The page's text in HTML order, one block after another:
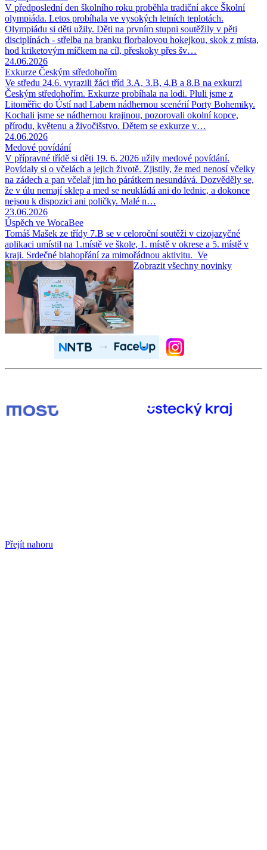
V předposlední den školního roku proběhla tradiční akce Školní
olympiáda. Letos probíhala ve vysokých letních teplotách.
Olympiádu si děti užily. Děti na prvním stupni soutěžily v pěti
disciplínách - střelba na branku florbalovou hokejkou, skok z místa,
hod kriketovým míčkem na cíl, přeskoky přes šv…
24.06.2026
Exkurze Českým středohořím
Ve středu 24.6. vyrazili žáci tříd 3.A, 3.B, 4.B a 8.B na exkurzi
Českým středohořím. Exkurze probíhala na lodi. Pluli jsme z
Litoměřic do Ústí nad Labem nádhernou scenérií Porty Bohemiky.
Kochali jsme se nádhernou krajinou, pozorovali okolní kopce,
přírodu, květenu a živočišstvo. Dětem se exkurze v…
24.06.2026
Medové povídání
V přípravné třídě si děti 19. 6. 2026 užily medové povídání.
Povídaly si o včelách a jejich životě. Zjistily, že med nenosí včelky
na zádech a pan včelař jim ho párátkem nesundává. Dozvěděly se,
že v úlu nemají sklep a med se neukládá ani do lednic, a dokonce
nejsou k dispozici ani poličky. Malé n…
23.06.2026
Úspěch ve WocaBee
Tomáš Mašek ze třídy 7.B se v celoroční soutěži v cizojazyčné
aplikaci umístil na 1.místě ve škole, 1. místě v okrese a 5. místě v
kraji. Srdečné blahopřání za mimořádnou aktivitu. Ve
Zobrazit všechny novinky
Přejít nahoru